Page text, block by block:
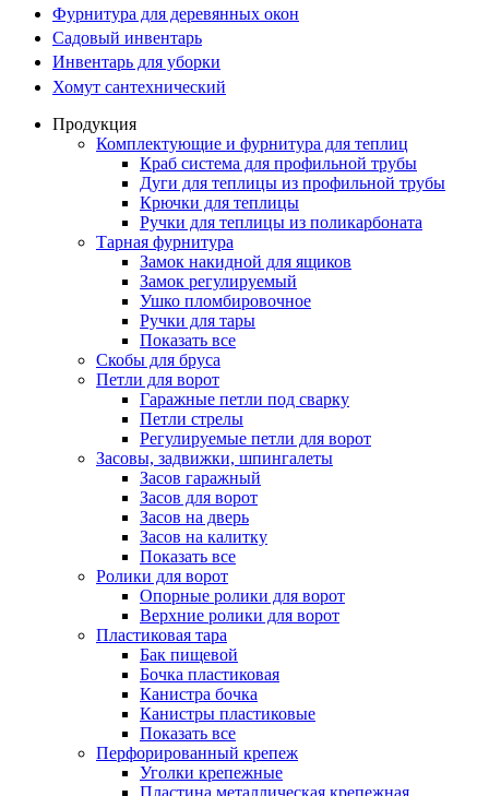
Фурнитура для деревянных окон
Садовый инвентарь
Инвентарь для уборки
Хомут сантехнический
Продукция
Комплектующие и фурнитура для теплиц
Краб система для профильной трубы
Дуги для теплицы из профильной трубы
Крючки для теплицы
Ручки для теплицы из поликарбоната
Тарная фурнитура
Замок накидной для ящиков
Замок регулируемый
Ушко пломбировочное
Ручки для тары
Показать все
Скобы для бруса
Петли для ворот
Гаражные петли под сварку
Петли стрелы
Регулируемые петли для ворот
Засовы, задвижки, шпингалеты
Засов гаражный
Засов для ворот
Засов на дверь
Засов на калитку
Показать все
Ролики для ворот
Опорные ролики для ворот
Верхние ролики для ворот
Пластиковая тара
Бак пищевой
Бочка пластиковая
Канистра бочка
Канистры пластиковые
Показать все
Перфорированный крепеж
Уголки крепежные
Пластина металлическая крепежная